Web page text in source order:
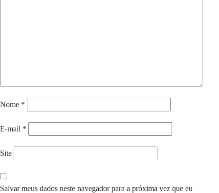
Nome *
E-mail *
Site
Salvar meus dados neste navegador para a próxima vez que eu